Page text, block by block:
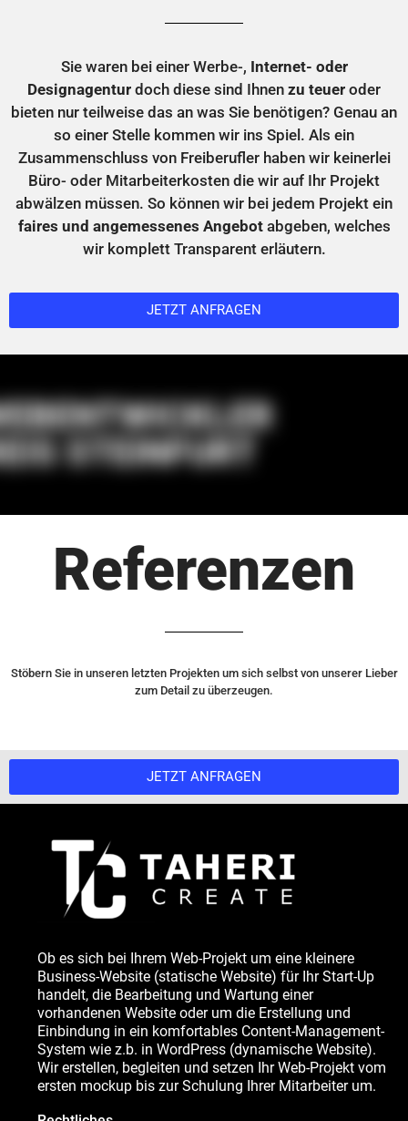
Sie waren bei einer Werbe-, Internet- oder
Designagentur doch diese sind Ihnen zu teuer oder
bieten nur teilweise das an was Sie benötigen? Genau an
so einer Stelle kommen wir ins Spiel. Als ein
Zusammenschluss von Freiberufler haben wir keinerlei
Büro- oder Mitarbeiterkosten die wir auf Ihr Projekt
abwälzen müssen. So können wir bei jedem Projekt ein
faires und angemessenes Angebotabgeben, welches
wir komplett Transparent erläutern.
JETZT ANFRAGEN
STEINFURT
Referenzen
Stöbern Sie in unseren letzten Projekten um sich selbst von unserer Lieber
zum Detail zu überzeugen.
JETZT ANFRAGEN
Ob es sich bei Ihrem Web-Projekt um eine kleinere
Business-Website (statische Website) für Ihr Start-Up
handelt, die Bearbeitung und Wartung einer
vorhandenen Website oder um die Erstellung und
Einbindung in ein komfortables Content-Management-
System wie z.b. in WordPress (dynamische Website).
Wir erstellen, begleiten und setzen Ihr Web-Projekt vom
ersten mockup bis zur Schulung Ihrer Mitarbeiter um.